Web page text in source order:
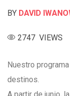
BY DAVID
2747 VIEWS
Nuestro
destinos.